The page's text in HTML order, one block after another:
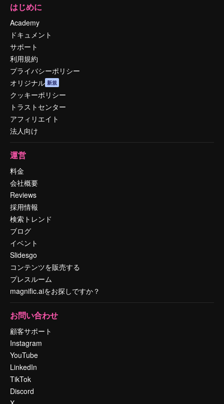
はじめに
Academy
ドキュメント
サポート
利用規約
プライバシーポリシー
オリジナル 新規
クッキーポリシー
トラストセンター
アフィリエイト
法人向け
運営
料金
会社概要
Reviews
採用情報
検索トレンド
ブログ
イベント
Slidesgo
コンテンツを販売する
プレスルーム
magnific.aiをお探しですか？
お問い合わせ
顧客サポート
Instagram
YouTube
LinkedIn
TikTok
Discord